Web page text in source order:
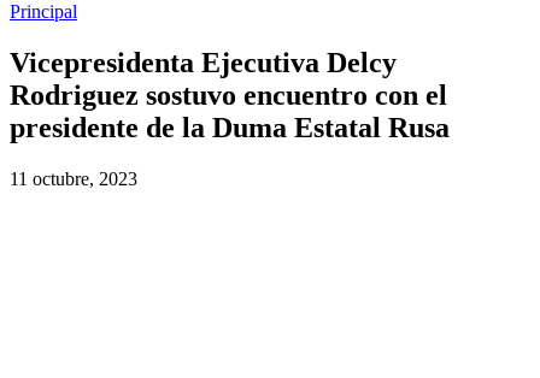
Principal
Vicepresidenta Ejecutiva Delcy
Rodriguez sostuvo encuentro con el
presidente de la Duma Estatal Rusa
11 octubre, 2023